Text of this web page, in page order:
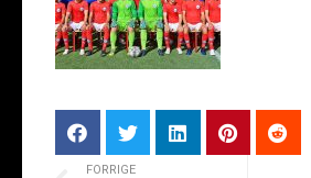
FORRIGE